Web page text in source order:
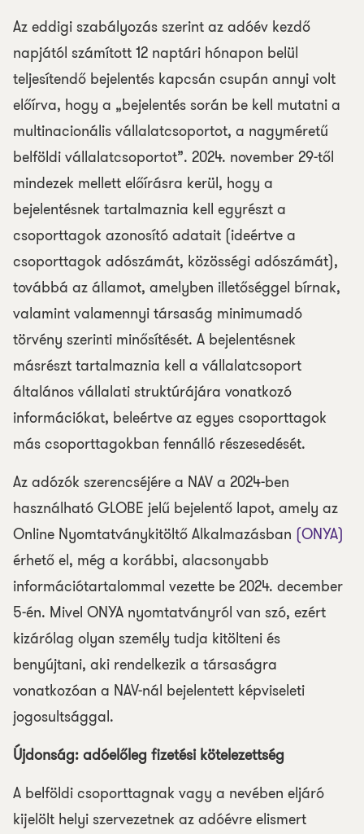
Az eddigi szabályozás szerint az adóév kezdő
napjától számított 12 naptári hónapon belül
teljesítendő bejelentés kapcsán csupán annyi volt
előírva, hogy a „bejelentés során be kell mutatni a
multinacionális vállalatcsoportot, a nagyméretű
belföldi vállalatcsoportot”. 2024. november 29-től
mindezek mellett előírásra kerül, hogy a
bejelentésnek tartalmaznia kell egyrészt a
csoporttagok azonosító adatait (ideértve a
csoporttagok adószámát, közösségi adószámát),
továbbá az államot, amelyben illetőséggel bírnak,
valamint valamennyi társaság minimumadó
törvény szerinti minősítését. A bejelentésnek
másrészt tartalmaznia kell a vállalatcsoport
általános vállalati struktúrájára vonatkozó
információkat, beleértve az egyes csoporttagok
más csoporttagokban fennálló részesedését.
Az adózók szerencséjére a NAV a 2024-ben
használható GLOBE jelű bejelentő lapot, amely az
Online Nyomtatványkitöltő Alkalmazásban (ONYA)
érhető el, még a korábbi, alacsonyabb
információtartalommal vezette be 2024. december
5-én. Mivel ONYA nyomtatványról van szó, ezért
kizárólag olyan személy tudja kitölteni és
benyújtani, aki rendelkezik a társaságra
vonatkozóan a NAV-nál bejelentett képviseleti
jogosultsággal.
Újdonság: adóelőleg fizetési kötelezettség
A belföldi csoporttagnak vagy a nevében eljáró
kijelölt helyi szervezetnek az adóévre elismert